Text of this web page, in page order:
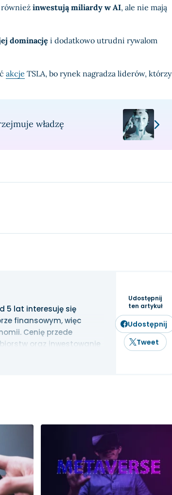
inwestują miliardy w AI, ale nie mają
dominację i dodatkowo utrudni rywalom
akcje TSLA, bo rynek nagradza liderów, którzy
władzę
5 lat interesuję się
finansowym, więc
Cenię przede
oraz inwestowanie
Udostępnij
ten artykuł
Udostępnij
Tweet